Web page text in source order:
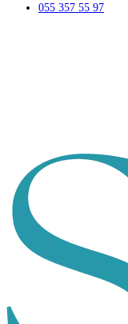
055 357 55 97